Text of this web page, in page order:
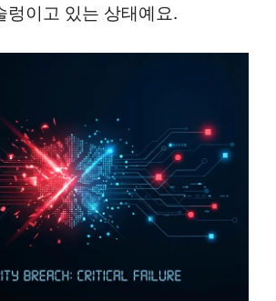
렁이고 있는 상태예요.